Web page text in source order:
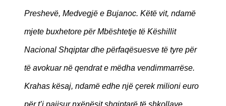
Preshevë, Medvegjë e Bujanoc. Këtë vit, ndamë
mjete buxhetore për Mbështetje të Këshillit
Nacional Shqiptar dhe përfaqësuesve të tyre për
të avokuar në qendrat e mëdha vendimmarrëse.
Krahas kësaj, ndamë edhe një çerek milioni euro
për t’i pajisur nxënësit shqiptarë të shkollave